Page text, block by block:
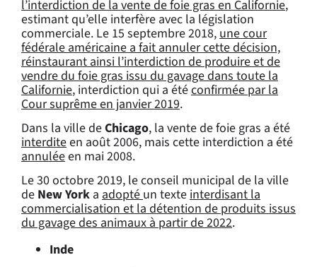
l’interdiction de la vente de foie gras en Californie,
estimant qu’elle interfère avec la législation
commerciale. Le 15 septembre 2018, une cour
fédérale américaine a fait annuler cette décision,
réinstaurant ainsi l’interdiction de produire et de
vendre du foie gras issu du gavage dans toute la
Californie, interdiction qui a étéconfirmée par la
Cour suprême en janvier 2019.
Dans la ville deChicago, la vente de foie gras a été
interditeen août 2006, mais cette interdiction a été
annuléeen mai 2008.
Le 30 octobre 2019, le conseil municipal de la ville
de New York a adoptéun texteinterdisant la
commercialisation et la détention de produits issus
du gavage des animaux à partir de 2022.
Inde